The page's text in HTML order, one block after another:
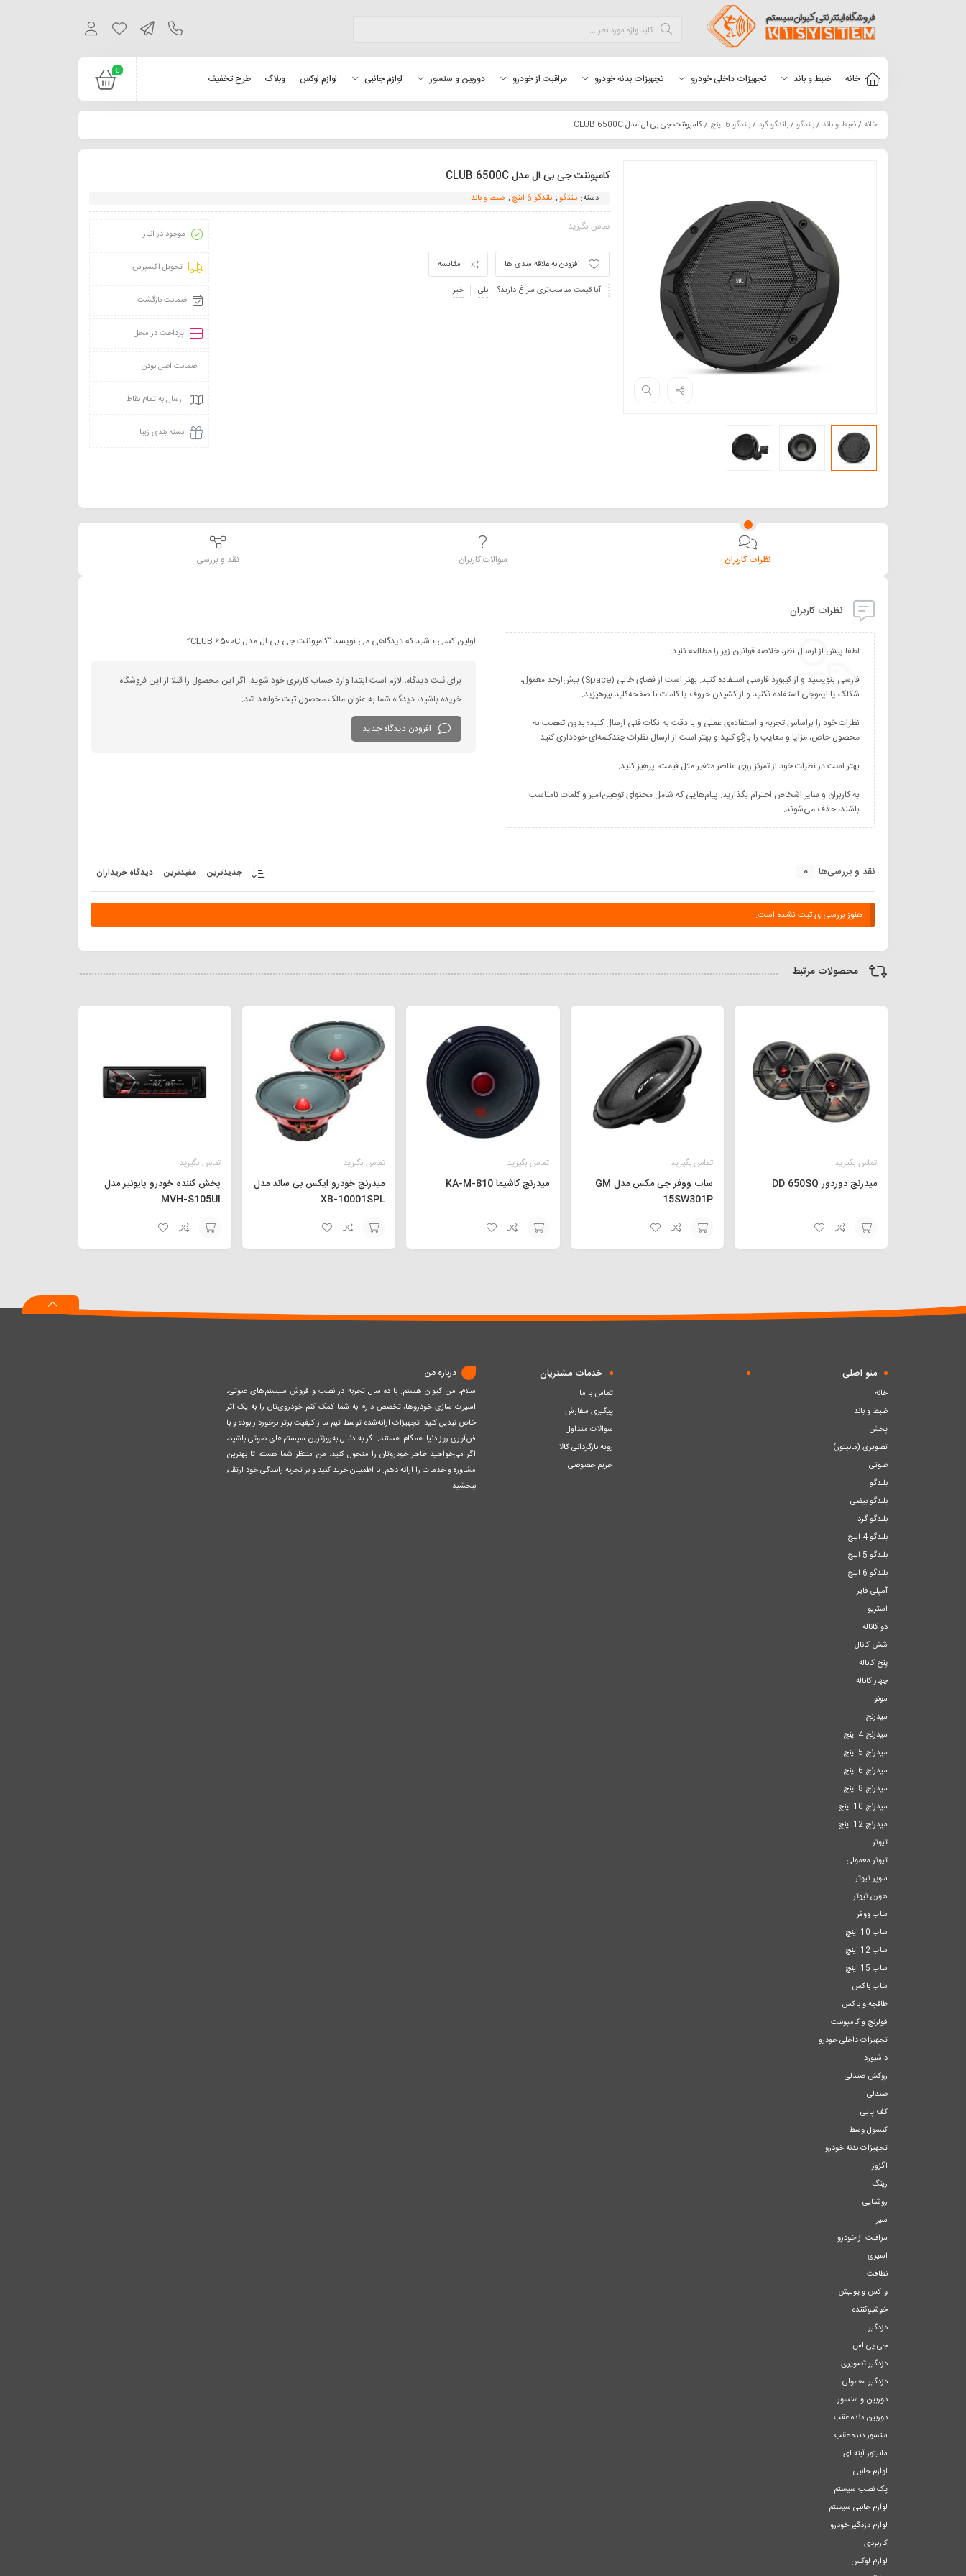
0
خانه ضبط و باند تجهیزات داخلی خودرو تجهیزات بدنه خودرو مراقبت از خودرو دوربین و سنسور لوازم جانبی لوازم لوکس وبلاگ طرح تخفیف
خانه/ضبط و باند /بلندگو/بلندگو گرد/بلندگو 6 اینچ / کامپوننت جی بی ال مدل CLUB 6500C
کامپوننت جی بی ال مدل CLUB 6500C
دسته: بلندگو, بلندگو 6 اینچ , ضبط و باند
تماس بگیرید
مقایسه
افزودن به علاقه مندی ها
آیا قیمت مناسب‌تری سراغ دارید؟
بلی خیر
موجود در انبار
تحویل اکسپرس
ضمانت بازگشت
پرداخت در محل
ضمانت اصل بودن
ارسال به تمام نقاط
بسته بندی زیبا
نظرات کاربران سوالات کاربران نقد و بررسی
نظرات کاربران
فارسی بنویسید و از کیبورد فارسی استفاده کنید. بهتر است از فضای خالی (Space) بیش‌از‌حدِ معمول،
نظرات خود را براساس تجربه و استفاده‌ی عملی و با دقت به نکات فنی ارسال کنید؛ بدون تعصب به
به کاربران و سایر اشخاص احترام بگذارید. پیام‌هایی که شامل محتوای توهین‌آمیز و کلمات نامناسب
باشند، حذف می‌شوند.
اولین کسی باشید که دیدگاهی می نویسد “کامپوننت جی بی ال مدل CLUB 6500C”
برای ثبت دیدگاه، لازم است ابتدا وارد حساب کاربری خود شوید. اگر این محصول را قبلا از این فروشگاه
خریده باشید، دیدگاه شما به عنوان مالک محصول ثبت خواهد شد.
افزودن دیدگاه جدید
نقد و بررسی‌ها 0 جدیدترین مفیدترین دیدگاه خریداران
هنوز بررسی‌ای ثبت نشده است.
محصولات مرتبط
تماس بگیرید
میدرنج دوردور DD 650SQ
افزودن
تماس بگیرید
ساب ووفر جی مکس مدل GM
15SW301P
افزودن
تماس بگیرید
میدرنج کاشیما KA-M-810
افزودن
تماس بگیرید
میدرنج خودرو ایکس بی ساند مدل
XB-10001SPL
افزودن
تماس بگیرید
پخش کننده خودرو پایونیر مدل
MVH-S105UI
افزودن
منو اصلی
خانه
ضبط و باند
پخش
تصویری (مانیتور)
صوتی
بلندگو
بلندگو بیضی
بلندگو گرد
بلندگو 4 اینچ
بلندگو 5 اینچ
بلندگو 6 اینچ
آمپلی فایر
استریو
دو کاناله
شش کانال
پنج کاناله
چهار کاناله
مونو
میدرنج
میدرنج 4 اینچ
میدرنج 5 اینچ
میدرنج 6 اینچ
میدرنج 8 اینچ
میدرنج 10 اینچ
میدرنج 12 اینچ
تیوتر
تیوتر معمولی
سوپر تیوتر
هورن تیوتر
ساب ووفر
ساب 10 اینچ
ساب 12 اینچ
ساب 15 اینچ
ساب باکس
طاقچه و باکس
فولرنج و کامپوننت
تجهیزات داخلی خودرو
داشبورد
روکش صندلی
صندلی
کف پایی
کنسول وسط
تجهیزات بدنه خودرو
اگزوز
رینگ
روشنایی
سپر
مراقبت از خودرو
اسپری
نظافت
واکس و پولیش
خوشبوکننده
دزدگیر
جی پی اس
دزدگیر تصویری
دزدگیر معمولی
دوربین و سنسور
دوربین دنده عقب
سنسور دنده عقب
مانیتور آینه ای
لوازم جانبی
پک نصب سیستم
لوازم جانبی سیستم
لوازم دزدگیر خودرو
کاربردی
لوازم لوکس
خدمات مشتریان
تماس با ما
پیگیری سفارش
سوالات متداول
رویه بازگردانی کالا
حریم خصوصی
درباره من
سلام، من کیوان هستم. با ده سال تجربه در نصب و فروش سیستم‌های صوتی،
اسپرت سازی خودروها، تخصص دارم به شما کمک کنم خودروی‌تان را به یک اثر
خاص تبدیل کنید. تجهیزات ارائه‌شده توسط تیم مااز کیفیت برتر برخوردار بوده و با
فن‌آوری روز دنیا همگام هستند. اگر به دنبال به‌روزترین سیستم‌های صوتی باشید،
اگر می‌خواهید ظاهر خودروتان را متحول کنید، من منتظر شما هستم تا بهترین
مشاوره و خدمات را ارائه دهم. با اطمینان خرید کنید و بر تجربه رانندگی خود ارتقاء
ببخشید.